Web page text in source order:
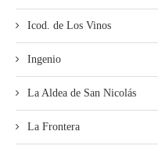
Icod. de Los Vinos
Ingenio
La Aldea de San Nicolás
La Frontera